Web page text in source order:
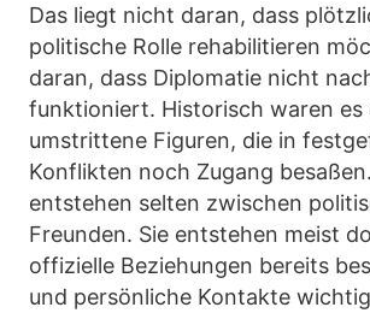
Das liegt nicht daran, dass
politische Rolle rehabilitieren
daran, dass Diplomatie nicht
funktioniert. Historisch waren es
umstrittene Figuren, die in
Konflikten noch Zugang
entstehen selten zwischen
Freunden. Sie entstehen meist
offizielle Beziehungen bereits
und persönliche Kontakte